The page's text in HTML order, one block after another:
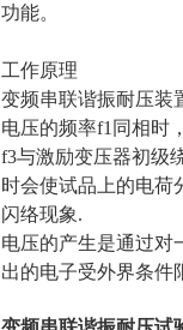
功能。
工作原理
变频串联谐振耐压装
电压的频率f1同相时
f3与激励变压器初级
时会使试品上的电荷
闪络现象.
电压的产生是通过对
出的电子受外界条件